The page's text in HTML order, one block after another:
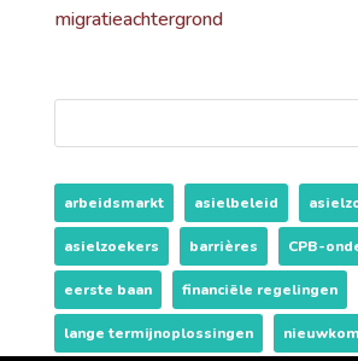
migratieachtergrond
arbeidsmarkt asielbeleid
asielzoekers barrières CPB-
eerste baan financiële regelingen
lange termijnoplossingen